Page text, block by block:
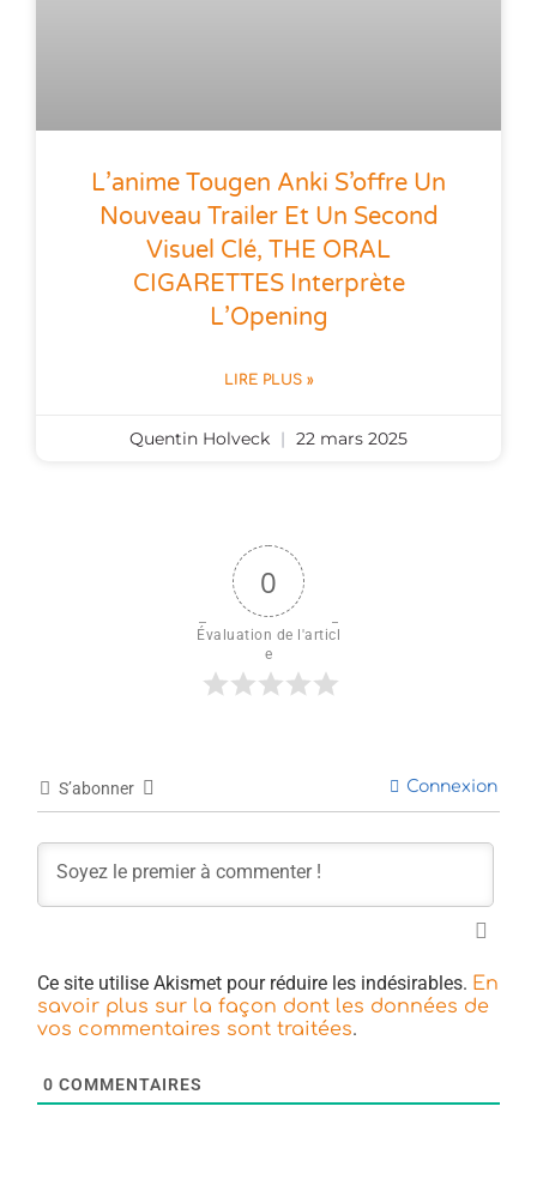
L’anime Tougen Anki S’offre Un
Nouveau Trailer Et Un Second
Visuel Clé, THE ORAL
CIGARETTES Interprète
L’Opening
LIRE PLUS »
Quentin Holveck 22 mars 2025
0
Évaluation de l'articl
e
S’abonner Connexion
Ce site utilise Akismet pour réduire les indésirables. En
savoir plus sur la façon dont les données de
vos commentaires sont traitées.
0 COMMENTAIRES